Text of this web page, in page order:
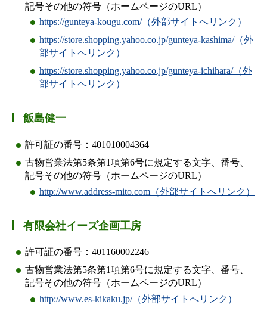
記号その他の符号（ホームページのURL）
https://gunteya-kougu.com/（外部サイトへリンク）
https://store.shopping.yahoo.co.jp/gunteya-kashima/（外
部サイトへリンク）
https://store.shopping.yahoo.co.jp/gunteya-ichihara/（外
部サイトへリンク）
飯島健一
許可証の番号：401010004364
古物営業法第5条第1項第6号に規定する文字、番号、
記号その他の符号（ホームページのURL）
http://www.address-mito.com（外部サイトへリンク）
有限会社イーズ企画工房
許可証の番号：401160002246
古物営業法第5条第1項第6号に規定する文字、番号、
記号その他の符号（ホームページのURL）
http://www.es-kikaku.jp/（外部サイトへリンク）